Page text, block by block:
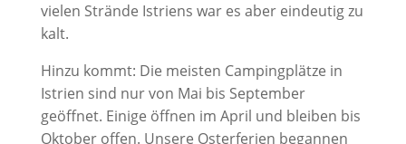
vielen Strände Istriens war es aber eindeutig zu
kalt.
Hinzu kommt: Die meisten Campingplätze in
Istrien sind nur von Mai bis September
geöffnet. Einige öffnen im April und bleiben bis
Oktober offen. Unsere Osterferien begannen